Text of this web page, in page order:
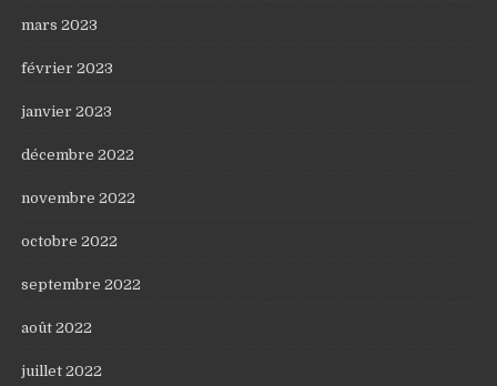
mars 2023
février 2023
janvier 2023
décembre 2022
novembre 2022
octobre 2022
septembre 2022
août 2022
juillet 2022